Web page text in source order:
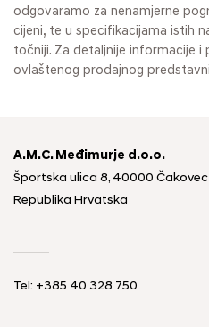
odgovaramo za nenamjerne
cijeni, te u specifikacijama istih
točniji. Za detaljnije informacije
ovlaštenog prodajnog
A.M.C. Međimurje d.o.o.
Športska ulica 8, 40000 Čakovec
Republika Hrvatska
Tel: +385 40 328 750